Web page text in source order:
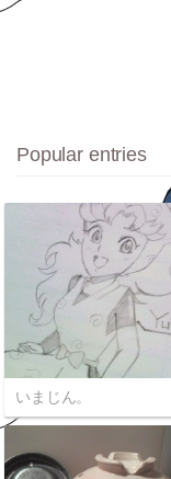
Popular entries
いまじん。